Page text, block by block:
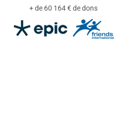
+ de 60 164 € de dons